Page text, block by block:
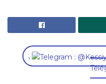
,